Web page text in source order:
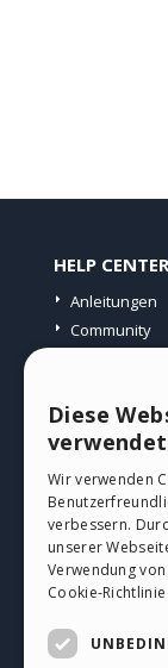
HELP CENTER
Anleitungen
Community
PROFIL
Meine
Meine
Diese
Wir verwenden
verbessern.
unserer
Verwendung
Cookie-Richtlinie